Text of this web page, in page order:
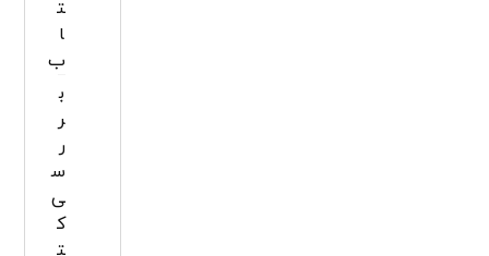
ت
ا
ب
ب
ر
ر
س
ی
ک
ت